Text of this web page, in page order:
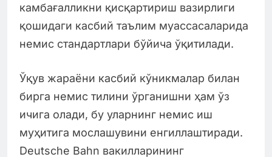
камбағалликни қисқартириш вазирлиги
қошидаги касбий таълим муассасаларида
немис стандартлари бўйича ўқитилади.
Ўқув жараёни касбий кўникмалар билан
бирга немис тилини ўрганишни ҳам ўз
ичига олади, бу уларнинг немис иш
муҳитига мослашувини енгиллаштиради.
Deutsche Bahn вакилларининг